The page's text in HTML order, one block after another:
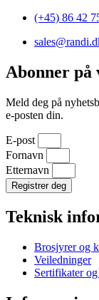
(+45) 86 42
Abonner på
Meld deg på
e-posten din.
E-post
Fornavn
Etternavn
Registrer deg
Teknisk
Brosjyrer og
Veiledninger
Sertifikater